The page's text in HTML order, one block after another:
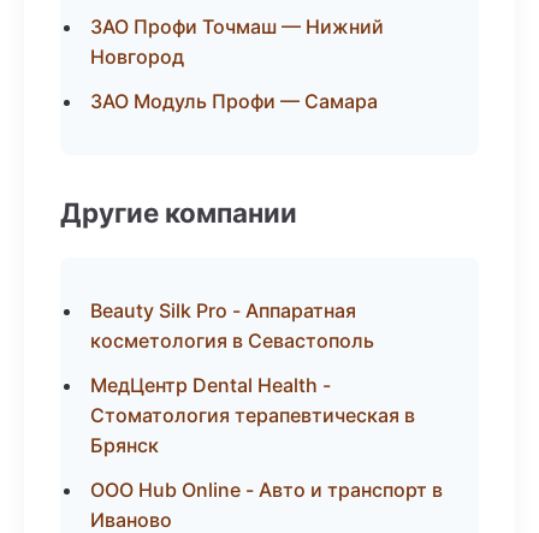
ЗАО Профи Точмаш — Нижний
Новгород
ЗАО Модуль Профи — Самара
Другие компании
Beauty Silk Pro - Аппаратная
косметология в Севастополь
МедЦентр Dental Health -
Стоматология терапевтическая в
Брянск
ООО Hub Online - Авто и транспорт в
Иваново